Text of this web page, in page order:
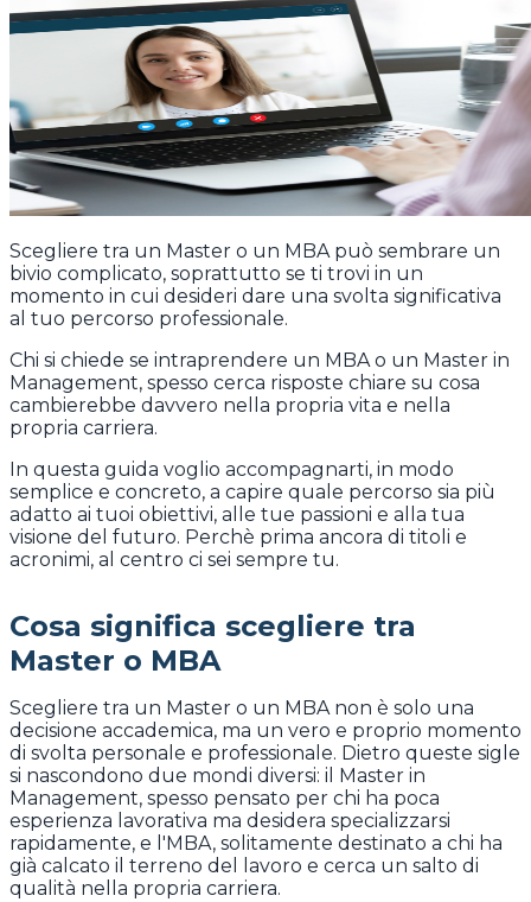
Scegliere tra un Master o un MBA può sembrare un
bivio complicato, soprattutto se ti trovi in un
momento in cui desideri dare una svolta significativa
al tuo percorso professionale.
Chi si chiede se intraprendere un MBA o un Master in
Management, spesso cerca risposte chiare su cosa
cambierebbe davvero nella propria vita e nella
propria carriera.
In questa guida voglio accompagnarti, in modo
semplice e concreto, a capire quale percorso sia più
adatto ai tuoi obiettivi, alle tue passioni e alla tua
visione del futuro. Perchè prima ancora di titoli e
acronimi, al centro ci sei sempre tu.
Cosa significa scegliere tra
Master o MBA
Scegliere tra un Master o un MBA non è solo una
decisione accademica, ma un vero e proprio momento
di svolta personale e professionale. Dietro queste sigle
si nascondono due mondi diversi: il Master in
Management, spesso pensato per chi ha poca
esperienza lavorativa ma desidera specializzarsi
rapidamente, e l'MBA, solitamente destinato a chi ha
già calcato il terreno del lavoro e cerca un salto di
qualità nella propria carriera.